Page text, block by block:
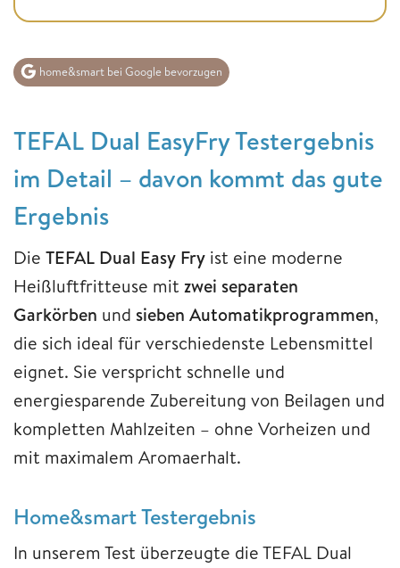
home&smart bei Google bevorzugen
TEFAL Dual EasyFry Testergebnis
im Detail – davon kommt das gute
Ergebnis
Die TEFAL Dual Easy Fry ist eine moderne
Heißluftfritteuse mit zwei separaten
Garkörben und sieben Automatikprogrammen,
die sich ideal für verschiedenste Lebensmittel
eignet. Sie verspricht schnelle und
energiesparende Zubereitung von Beilagen und
kompletten Mahlzeiten – ohne Vorheizen und
mit maximalem Aromaerhalt.
Home&smart Testergebnis
In unserem Test überzeugte die TEFAL Dual